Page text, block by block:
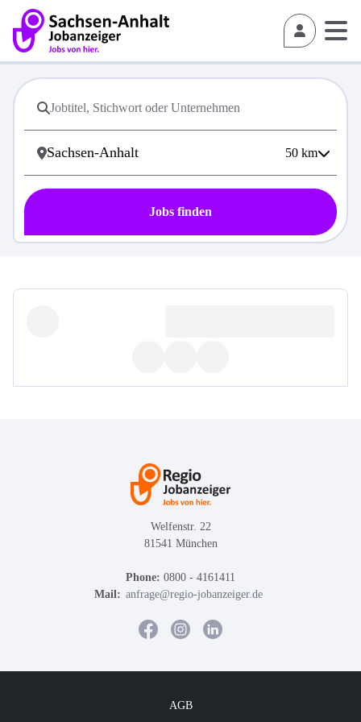
50 km
Jobs finden
Welfenstr. 22
81541 München
Phone: 0800 - 4161411
Mail: anfrage@regio-jobanzeiger.de
AGB